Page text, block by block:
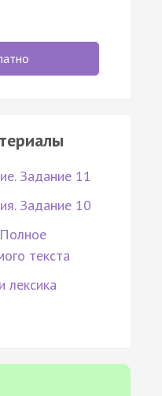
Задание 11
Задание 10
текста
лексика